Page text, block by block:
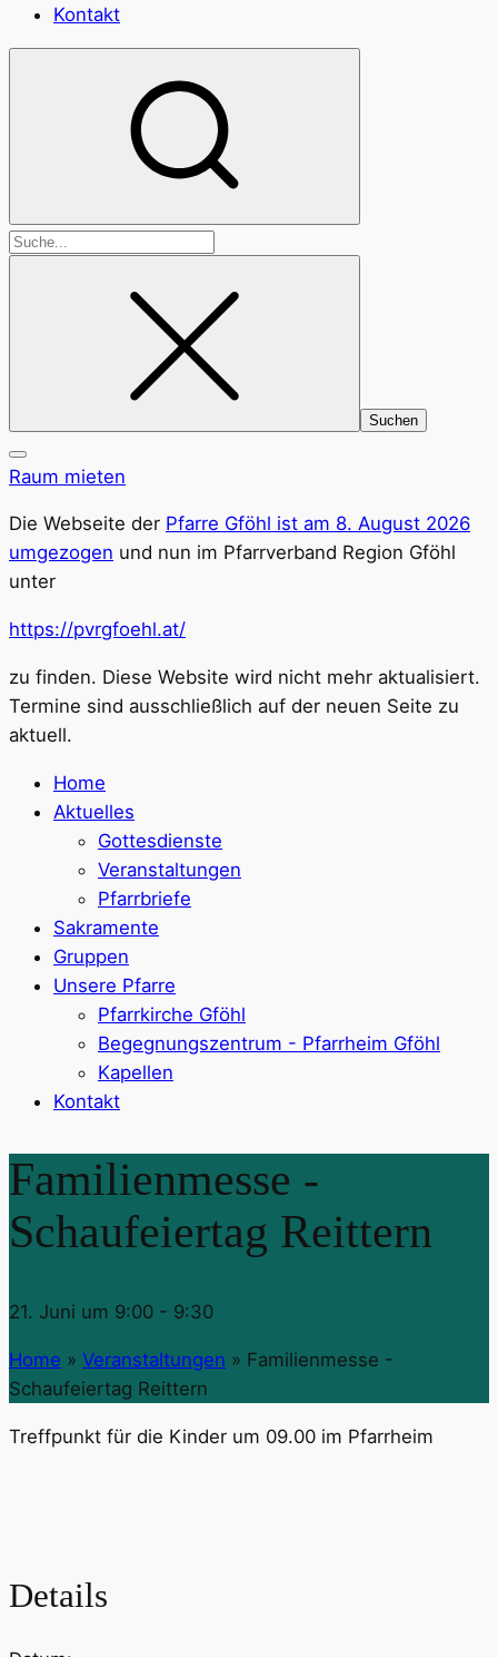
Kontakt
Suchen
Raum mieten
Die Webseite der Pfarre Gföhl ist am 8. August 2026
umgezogen und nun im Pfarrverband Region Gföhl
unter
https://pvrgfoehl.at/
zu finden. Diese Website wird nicht mehr aktualisiert.
Termine sind ausschließlich auf der neuen Seite zu
aktuell.
Home
Aktuelles
Gottesdienste
Veranstaltungen
Pfarrbriefe
Sakramente
Gruppen
Unsere Pfarre
Pfarrkirche Gföhl
Begegnungszentrum - Pfarrheim Gföhl
Kapellen
Kontakt
Familienmesse -
Schaufeiertag Reittern
21. Juni um 9:00 - 9:30
Home » Veranstaltungen » Familienmesse -
Schaufeiertag Reittern
Treffpunkt für die Kinder um 09.00 im Pfarrheim
Details